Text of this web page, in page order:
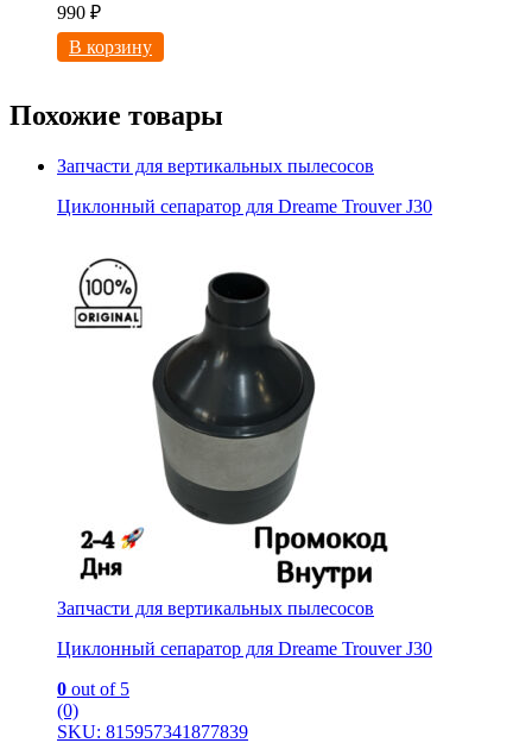
990 ₽
В корзину
Похожие товары
Запчасти для вертикальных пылесосов
Циклонный сепаратор для Dreame Trouver J30
Запчасти для вертикальных пылесосов
Циклонный сепаратор для Dreame Trouver J30
0 out of 5
(0)
SKU: 815957341877839